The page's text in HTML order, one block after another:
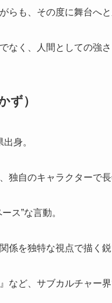
らも、その度に舞台へ
なく、人間としての強さ
ず）
身。
独自のキャラクターで長
ス”な言動。
係を独特な視点で描く鋭
など、サブカルチャー